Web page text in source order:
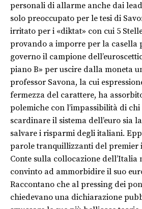
personali di allarme anche dai
solo preoccupato per le tesi di
irritato per i «diktat» con cui 5
provando a imporre per la casella
governo il campione
piano B» per uscire dalla moneta
professor Savona, la cui
fermezza del carattere, ha
polemiche con l’impassibilità di
scardinare il sistema dell’euro sia
salvare i risparmi degli italiani.
parole tranquillizzanti del premier
Conte sulla collocazione dell’Italia
convinto ad ammorbidire il suo
Raccontano che al pressing dei
chiedevano una dichiarazione